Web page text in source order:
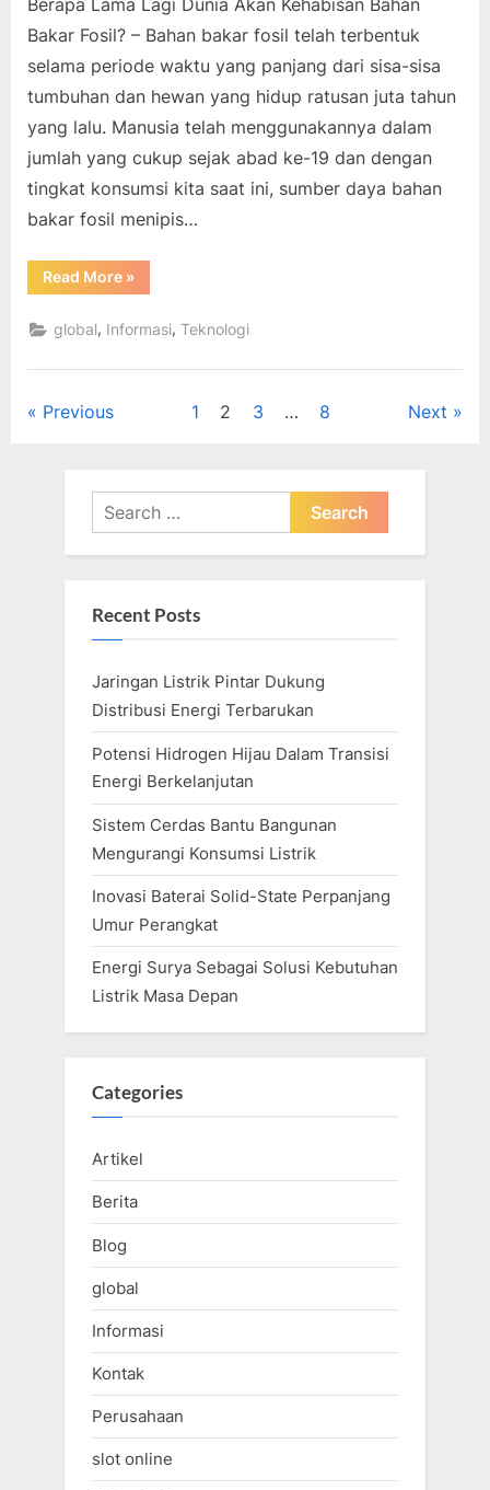
Berapa Lama Lagi Dunia Akan Kehabisan Bahan
Bakar Fosil? – Bahan bakar fosil telah terbentuk
selama periode waktu yang panjang dari sisa-sisa
tumbuhan dan hewan yang hidup ratusan juta tahun
yang lalu. Manusia telah menggunakannya dalam
jumlah yang cukup sejak abad ke-19 dan dengan
tingkat konsumsi kita saat ini, sumber daya bahan
bakar fosil menipis…
Read More“Berapa
Lama
Dunia
Akan
Bahan
»
global, Informasi,Teknologi
Posts
Previous 1 2 3 … 8 Next
Search
for:
Recent Posts
Jaringan Listrik Pintar Dukung
Distribusi Energi Terbarukan
Potensi Hidrogen Hijau Dalam Transisi
Energi Berkelanjutan
Sistem Cerdas Bantu Bangunan
Mengurangi Konsumsi Listrik
Inovasi Baterai Solid-State Perpanjang
Umur Perangkat
Energi Surya Sebagai Solusi Kebutuhan
Listrik Masa Depan
Categories
Artikel
Berita
Blog
global
Informasi
Kontak
Perusahaan
slot online